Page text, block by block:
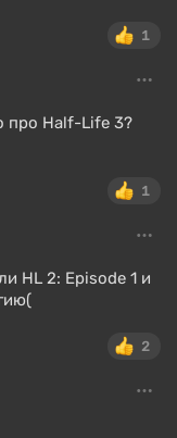
1
про Half-Life 3?
1
HL 2: Episode 1 и
2